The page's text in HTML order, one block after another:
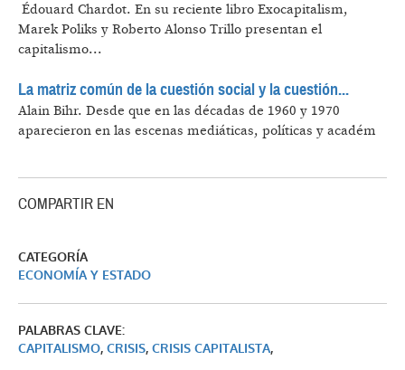
​ Édouard Chardot. En su reciente libro Exocapitalism,
Marek Poliks y Roberto Alonso Trillo presentan el
capitalismo...
La matriz común de la cuestión social y la cuestión...
Alain Bihr. Desde que en las décadas de 1960 y 1970
aparecieron en las escenas mediáticas, políticas y académ
COMPARTIR EN
CATEGORÍA
ECONOMÍA Y ESTADO
PALABRAS CLAVE:
CAPITALISMO, CRISIS, CRISIS CAPITALISTA,